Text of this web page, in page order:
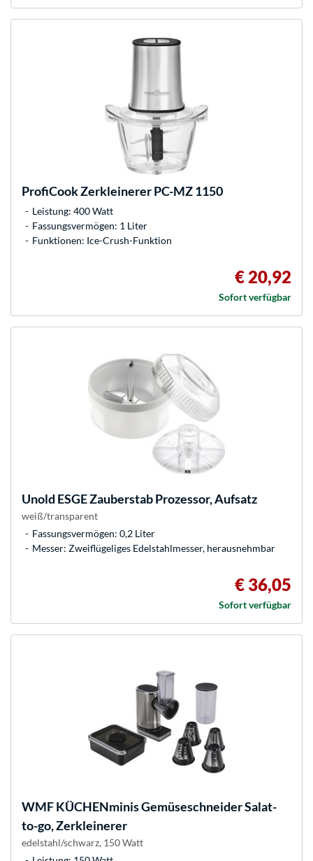
ProfiCookZerkleinerer PC-MZ 1150
Leistung: 400 Watt
Fassungsvermögen: 1 Liter
Funktionen: Ice-Crush-Funktion
€ 20,92
Sofort verfügbar
Unold ESGE Zauberstab Prozessor, Aufsatz
weiß/transparent
Fassungsvermögen: 0,2 Liter
Messer: Zweiflügeliges Edelstahlmesser, herausnehmbar
€ 36,05
Sofort verfügbar
WMFKÜCHENminis Gemüseschneider Salat-
to-go, Zerkleinerer
edelstahl/schwarz, 150 Watt